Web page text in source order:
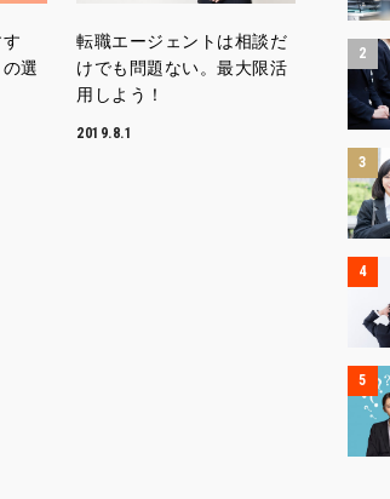
選
転職エージェントは相談だ
けでも問題ない。最大限活
用しよう！
2019.8.1